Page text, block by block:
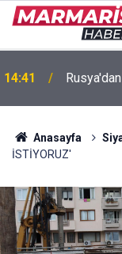
14:38 Başkan
Anasayfa
İSTİYORUZ'